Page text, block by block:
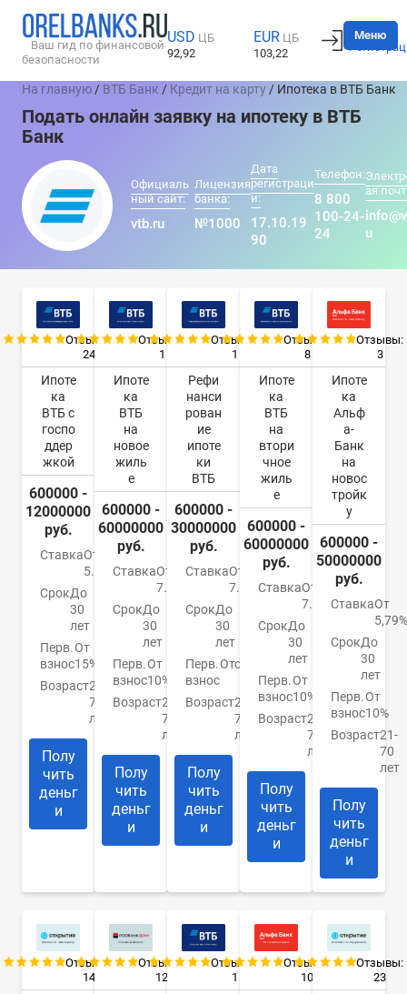
Ваш гид по финансовой
безопасности
USD ЦБ
92,92
EUR ЦБ
103,22
Вход
Меню
На главную / ВТБ Банк / Кредит на карту / Ипотека в ВТБ Банк
Подать онлайн заявку на ипотеку в ВТБ
Банк
Официаль
ный сайт:
vtb.ru
Лицензия
банка:
№1000
Дата
регистраци
и:
17.10.19
90
Телефон:
8 800
100-24-
24
ая
u
Отзывы:
24
Ипоте
ка
ВТБ с
госпо
ддер
жкой
600000 -
12000000
руб.
СтавкаОт
5.8%
СрокДо
30
лет
Перв.
взнос
От
15%
Возраст21-
75
лет
Полу
чить
деньг
и
Отзывы:
1
Ипоте
ка
ВТБ
на
новое
жиль
е
600000 -
60000000
руб.
СтавкаОт
7.4%
СрокДо
30
лет
Перв.
взнос
От
10%
Возраст21-
75
лет
Полу
чить
деньг
и
Отзывы:
1
Рефи
нанси
рован
ие
ипоте
ки
ВТБ
600000 -
30000000
руб.
СтавкаОт
7.8%
СрокДо
30
лет
Перв.
взнос
Отсутствует
Возраст21-
75
лет
Полу
чить
деньг
и
Отзывы:
8
Ипоте
ка
ВТБ
на
втори
чное
жиль
е
600000 -
60000000
руб.
СтавкаОт
7.4%
СрокДо
30
лет
Перв.
взнос
От
10%
Возраст21-
75
лет
Полу
чить
деньг
и
Отзывы:
3
Ипоте
ка
Альф
а-
Банк
на
новос
тройк
у
600000 -
50000000
руб.
СтавкаОт
5,79%
СрокДо
30
лет
Перв.
взнос
От
10%
Возраст21-
70
лет
Полу
чить
деньг
и
Отзывы:
14
Отзывы:
12
Отзывы:
1
Отзывы:
10
Отзывы:
23